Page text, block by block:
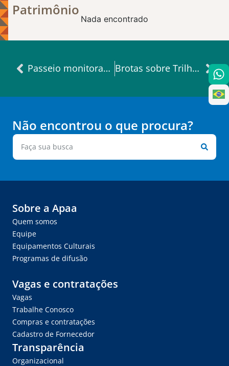
Patrimônio
Nada encontrado
Passeio monitorado à Estação Editor José Olympio Brotas sobre Trilhos: Ocupação Cultural na Estação
Não encontrou o que procura?
Sobre a Apaa
Quem somos
Equipe
Equipamentos Culturais
Programas de difusão
Vagas e contratações
Vagas
Trabalhe Conosco
Compras e contratações
Cadastro de Fornecedor
Transparência
Organizacional